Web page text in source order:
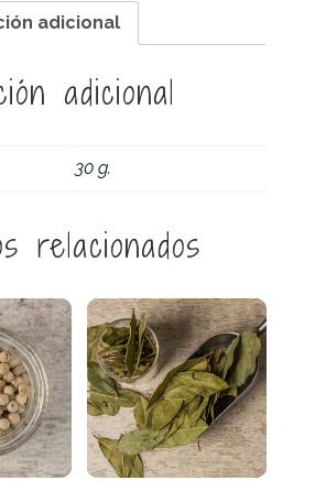
adicional
adicional
30 g.
relacionados